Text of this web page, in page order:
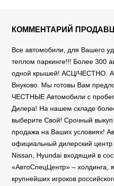
КОММЕНТАРИЙ
Все автомобили, для Вашего
теплом паркинге!!! Более 300
одной крышей! АСЦ/ЧЕСТНО.
Внуково. Мы готовы Вам
ЧЕСТНЫЕ Автомобили с
Дилера! На нашем складе
выберите Свой! Срочный
продажа на Ваших условиях!
официальный дилерский центр
Nissan, Hyundai входящий в
«АвтоСпецЦентр» – холдинга,
крупнейших игроков